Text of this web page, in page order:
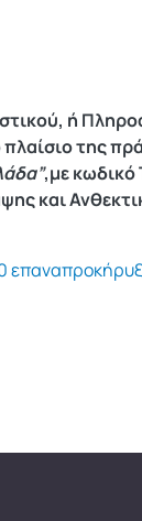
ή
της
,με κωδικό
και